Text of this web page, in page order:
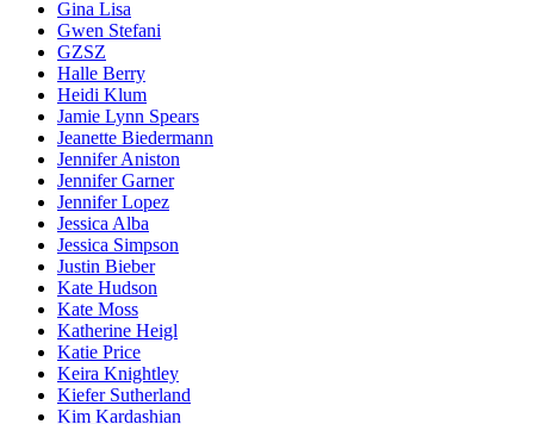
Gina Lisa
Gwen Stefani
GZSZ
Halle Berry
Heidi Klum
Jamie Lynn Spears
Jeanette Biedermann
Jennifer Aniston
Jennifer Garner
Jennifer Lopez
Jessica Alba
Jessica Simpson
Justin Bieber
Kate Hudson
Kate Moss
Katherine Heigl
Katie Price
Keira Knightley
Kiefer Sutherland
Kim Kardashian